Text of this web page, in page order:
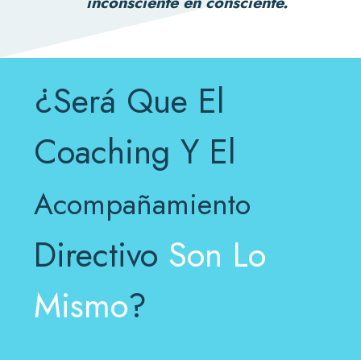
¿Será Que El
Coaching Y El
Acompañamiento
Directivo Son Lo
Mismo?